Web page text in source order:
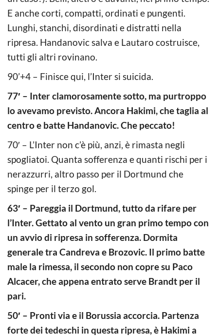
E anche corti, compatti, ordinati e pungenti.
Lunghi, stanchi, disordinati e distratti nella
ripresa. Handanovic salva e Lautaro costruisce,
tutti gli altri rovinano.
90’+4 – Finisce qui, l’Inter si suicida.
77′ – Inter clamorosamente sotto, ma purtroppo
lo avevamo previsto. Ancora Hakimi, che taglia al
centro e batte Handanovic. Che peccato!
70′ – L’Inter non c’è più, anzi, è rimasta negli
spogliatoi. Quanta sofferenza e quanti rischi per i
nerazzurri, altro passo per il Dortmund che
spinge per il terzo gol.
63′ – Pareggia il Dortmund, tutto da rifare per
l’Inter. Gettato al vento un gran primo tempo con
un avvio di ripresa in sofferenza. Dormita
generale tra Candreva e Brozovic. Il primo batte
male la rimessa, il secondo non copre su Paco
Alcacer, che appena entrato serve Brandt per il
pari.
50′ – Pronti via e il Borussia accorcia. Partenza
forte dei tedeschi in questa ripresa, è Hakimi a